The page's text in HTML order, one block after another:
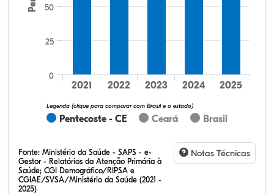
Pentecoste - CE Ceará Brasil
Legenda (clique para comparar com Brasil e o estado)
2021 2022 2023 2024 2025
0
25
50
Fonte: Ministério da Saúde - SAPS - e-
Gestor - Relatórios da Atenção Primária à
Saúde; CGI Demográfico/RIPSA e
CGIAE/SVSA/Ministério da Saúde (2021 -
2025)
Notas Técnicas